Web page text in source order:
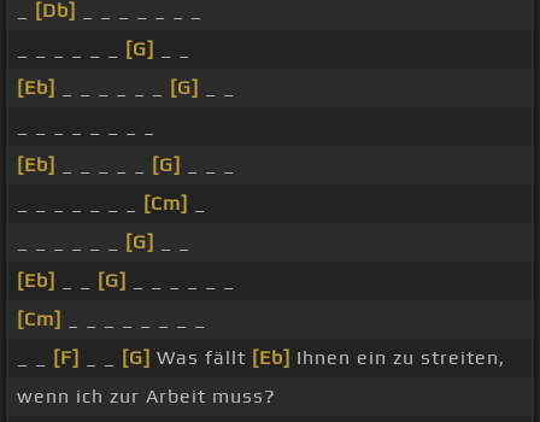
[Db]
[G]
[Eb]
[G]
[Eb]
[G]
[Cm]
[G]
[Eb]
[G]
[Cm]
[F] [G] Was fällt [Eb] Ihnen ein zu streiten,
wenn ich zur Arbeit muss?